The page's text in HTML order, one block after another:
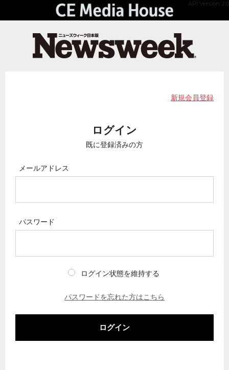
API Version 2.0
新規会員登録
ログイン
既に登録済みの方
メールアドレス
パスワード
ログイン状態を維持する
パスワードを忘れた方はこちら
ログイン